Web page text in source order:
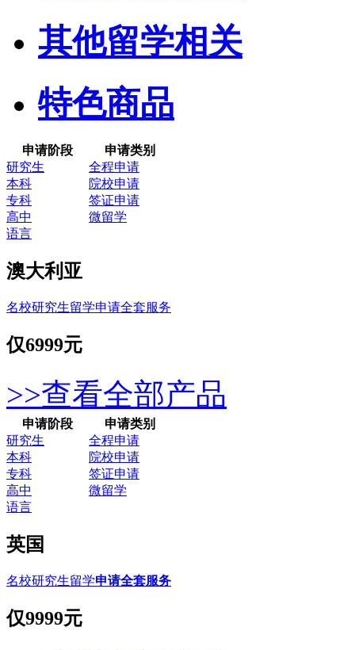
其他留学相关
特色商品
申请阶段
申请类别
研究生
全程申请
本科
院校申请
专科
签证申请
高中
微留学
语言
澳大利亚
名校研究生留学申请全套服务
仅6999元
>>查看全部产品
申请阶段
申请类别
研究生
全程申请
本科
院校申请
专科
签证申请
高中
微留学
语言
英国
名校研究生留学申请全套服务
仅9999元